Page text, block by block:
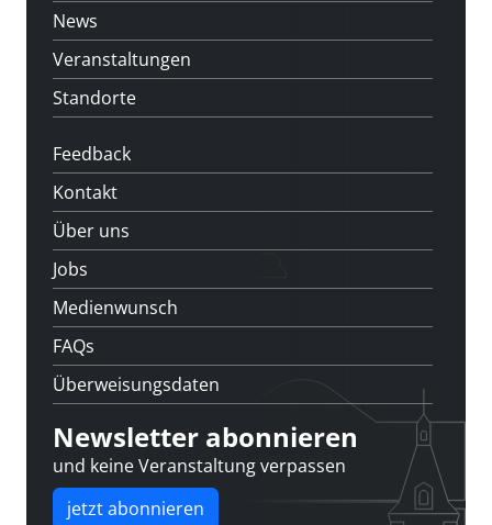
News
Veranstaltungen
Standorte
Feedback
Kontakt
Über uns
Jobs
Medienwunsch
FAQs
Überweisungsdaten
Newsletter abonnieren
und keine Veranstaltung verpassen
jetzt abonnieren